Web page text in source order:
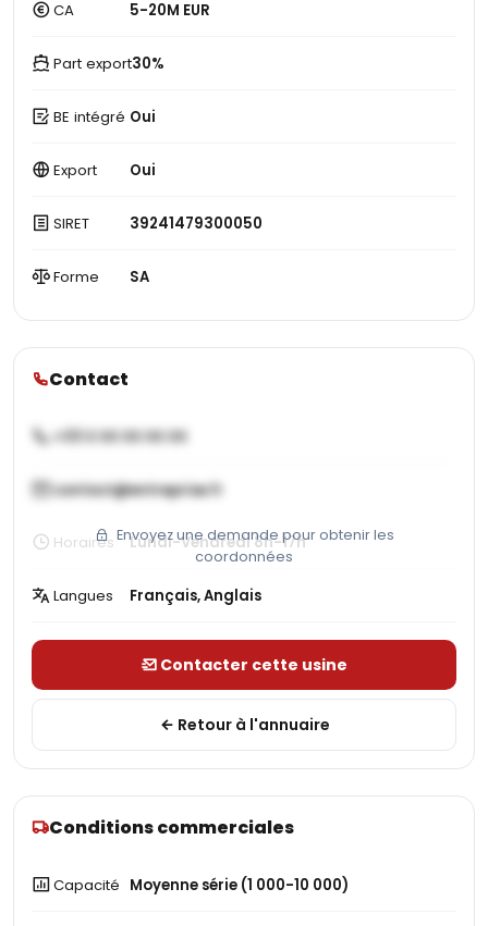
CA 5-20M EUR
Part export30%
BE intégré Oui
Export Oui
SIRET 39241479300050
Forme SA
Contact
+33 X XX XX XX XX
contact@entreprise.fr
Envoyez une demande pour obtenir les
coordonnées
Horaires Lundi-Vendredi 8h-17h
Langues Français, Anglais
Contacter cette usine
Retour à l'annuaire
Conditions commerciales
Capacité Moyenne série (1 000-10 000)